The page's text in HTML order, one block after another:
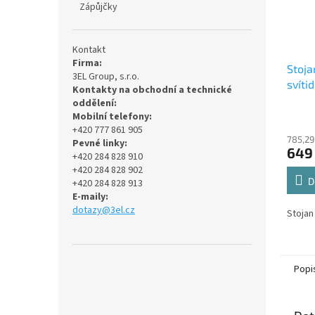
Zápůjčky
Kontakt
Firma:
3EL Group, s.r.o.
Kontakty na obchodní a technické
oddělení:
Mobilní telefony:
+420 777 861 905
Pevné linky:
+420 284 828 910
+420 284 828 902
+420 284 828 913
E-maily:
dotazy@3el.cz
649